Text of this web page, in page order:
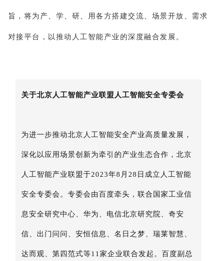
旨，将为产、学、研、用各方搭建交流、场景开放、需求
对接平台，以推动人工智能产业的深度融合发展。
关于北京人工智能产业联盟人工智能安全专委会
为进一步推动北京人工智能安全产业高质量发展，
深化以应用场景创新为牵引的产业生态合作，北京
人工智能产业联盟于2023年8月28日成立人工智能
安全专委会。专委会由百度牵头，联合国家工业信
息安全研究中心、华为、电信北京研究院、奇安
信、出门问问、安恒信息、名日之梦、瑞莱智慧、
达而观、第四范式等11家企业联合发起。百度副总